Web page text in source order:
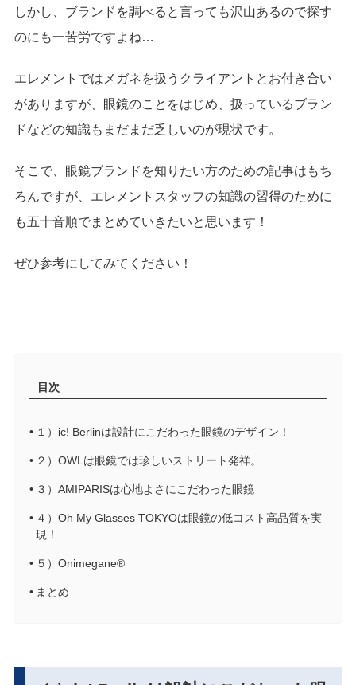
しかし、ブランドを調べると言っても沢山あるので探す
のにも一苦労ですよね…
エレメントではメガネを扱うクライアントとお付き合い
がありますが、眼鏡のことをはじめ、扱っているブラン
ドなどの知識もまだまだ乏しいのが現状です。
そこで、眼鏡ブランドを知りたい方のための記事はもち
ろんですが、エレメントスタッフの知識の習得のために
も五十音順でまとめていきたいと思います！
ぜひ参考にしてみてください！
目次
１）ic! Berlinは設計にこだわった眼鏡のデザイン！
２）OWLは眼鏡では珍しいストリート発祥。
３）AMIPARISは心地よさにこだわった眼鏡
４）Oh My Glasses TOKYOは眼鏡の低コスト高品質を実
現！
５）Onimegane®
まとめ